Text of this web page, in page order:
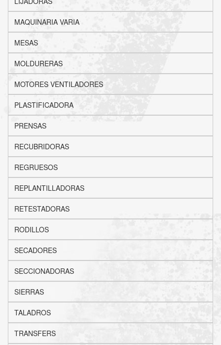
MAQUINARIA VARIA
MESAS
MOLDURERAS
MOTORES VENTILADORES
PLASTIFICADORA
PRENSAS
RECUBRIDORAS
REGRUESOS
REPLANTILLADORAS
RETESTADORAS
RODILLOS
SECADORES
SECCIONADORAS
SIERRAS
TALADROS
TRANSFERS